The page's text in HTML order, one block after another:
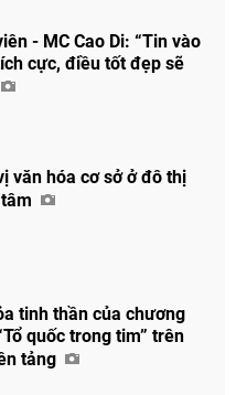
- MC Cao Di: “Tin vào
cực, điều tốt đẹp sẽ
văn hóa cơ sở ở đô thị
tinh thần của chương
quốc trong tim” trên
tảng